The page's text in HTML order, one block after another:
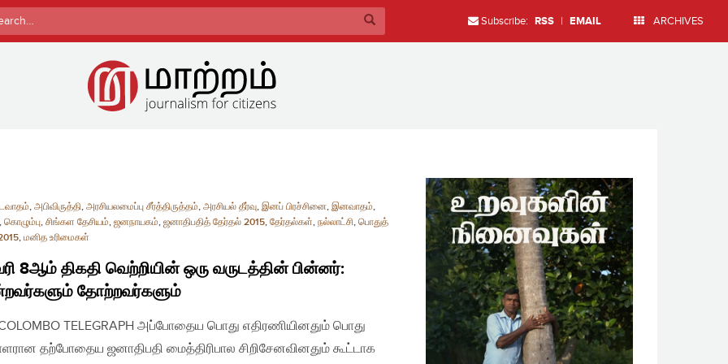
Subscribe: RSS | EMAIL ARCHIVES
, அபிவிருத்தி, அரசியலமைப்பு சீர்த்திருத்தம், அரசியல் தீர்வு, இனப் பிரச்சினை, இனவாதம்,
, கொழும்பு, சிங்கள தேசியம், ஜனநாயகம், ஜனாதிபதித் தேர்தல் 2015, தேர்தல்கள், நல்லாட்சி, பொதுத்
, மனித உரிமைகள்
8ஆம் திகதி வெற்றியின் ஒரு வருடத்தின் பின்னர்:
தோற்றவர்களும்
TELEGRAPH அப்போதைய பொது எதிரணியினதும் பொது
தற்போதைய ஜனாதிபதி மைத்திரிபால சிறிசேனவினதும் கூட்டாக